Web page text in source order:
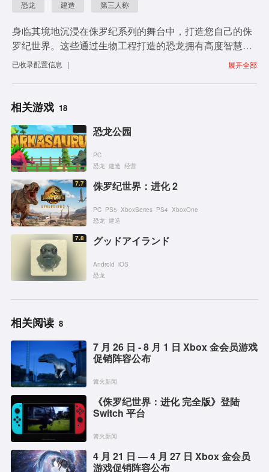
恐龙 建造 第三人称
身临其境地沉浸在侏罗纪系列的舞台中，打造您自己的侏
罗纪世界。这些通过生物工程打造的恐龙拥有高度智慧，
能够对周遭的环境进行思考、感知，并作出反应。而在这
面对商业间谍活动、展品出逃，以及破坏性的热带风暴带
来的威胁。
已收录配置信息 | 展开全部
相关游戏 18
恐龙公园
PC
恐龙 建造 经营
7.7 侏罗纪世界：进化 2
PC PS5 XboxSeries PS4 XboxOne
恐龙 建造
7.8 グッドアイランド
Android iOS
恐龙
相关阅读 8
7 月 26 日 - 8 月 1 日 Xbox 金会员游戏
促销阵容公布
篝火新闻
《侏罗纪世界：进化 完全版》登陆
Switch 平台
篝火新闻
4 月 21 日 — 4 月 27 日 Xbox 金会员
游戏促销阵容公布